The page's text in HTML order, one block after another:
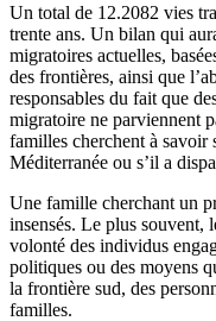
Un total de 12.2082 vies
trente ans. Un bilan qui
migratoires actuelles,
des frontières, ainsi que
responsables du fait que
migratoire ne parviennent
familles cherchent à savoir
Méditerranée ou s’il a
Une famille cherchant un
insensés. Le plus souvent,
volonté des individus
politiques ou des moyens
la frontière sud, des
familles.